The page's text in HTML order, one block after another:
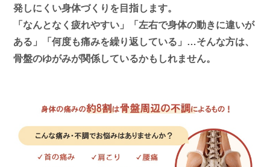
発しにくい身体づくり を目指します。
「なんとなく疲れやすい」「左右で身体の動きに違いが
ある」「何度も痛みを繰り返している」…そんな方は、
骨盤のゆがみが関係しているかもしれません。